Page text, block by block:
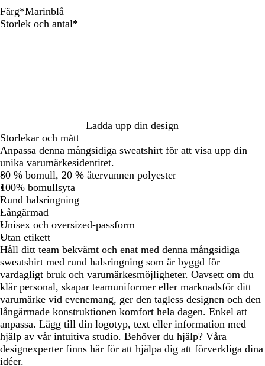
Färg*Marinblå
V
M
A
g
r
ö
n
S
M
G
d
Storlek och antal*
Ladda upp din design
Storlekar och mått
Anpassa denna mångsidiga sweatshirt för att visa upp din
unika varumärkesidentitet.
80 % bomull, 20 % återvunnen polyester
100% bomullsyta
Rund halsringning
Långärmad
Unisex och oversized-passform
Utan etikett
Håll ditt team bekvämt och enat med denna mångsidiga
sweatshirt med rund halsringning som är byggd för
vardagligt bruk och varumärkesmöjligheter. Oavsett om du
klär personal, skapar teamuniformer eller marknadsför ditt
varumärke vid evenemang, ger den tagless designen och den
långärmade konstruktionen komfort hela dagen. Enkel att
anpassa. Lägg till din logotyp, text eller information med
hjälp av vår intuitiva studio. Behöver du hjälp? Våra
designexperter finns här för att hjälpa dig att förverkliga dina
idéer.